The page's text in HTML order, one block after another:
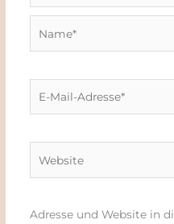
Mail-
Adresse und Website in